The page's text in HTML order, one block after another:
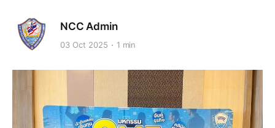
NCC Admin
03 Oct 2025 1 min